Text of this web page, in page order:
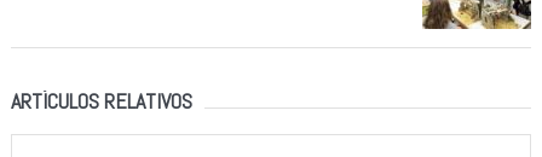
ARTÍCULOS RELATIVOS